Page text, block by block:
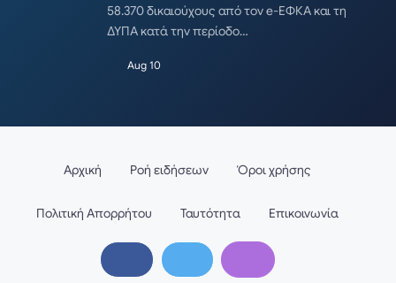
58.370 δικαιούχους από τον e-ΕΦΚΑ και τη
ΔΥΠΑ κατά την περίοδο…
Aug 10
Αρχική Ροή ειδήσεων Όροι χρήσης
Πολιτική Απορρήτου Ταυτότητα Επικοινωνία